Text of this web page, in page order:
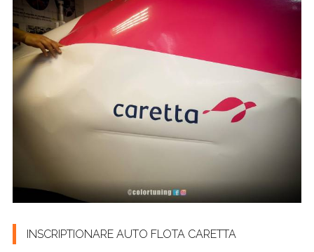
INSCRIPTIONARE AUTO FLOTA CARETTA